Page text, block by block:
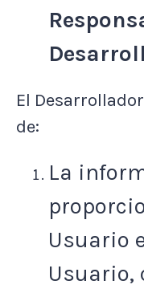
El
de:
La
Usuario
Usuario,